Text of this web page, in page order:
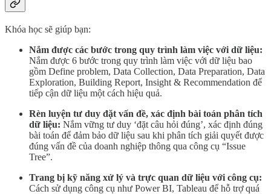
Khóa học sẽ giúp bạn:
Nắm được các bước trong quy trình làm việc với dữ liệu:
Nắm được 6 bước trong quy trình làm việc với dữ liệu bao
gồm Define problem, Data Collection, Data Preparation, Data
Exploration, Building Report, Insight & Recommendation để
tiếp cận dữ liệu một cách hiệu quả.
Rèn luyện tư duy đặt vấn đề, xác định bài toán phân tích
dữ liệu: Nắm vững tư duy ‘đặt câu hỏi đúng’, xác định đúng
bài toán để đảm bảo dữ liệu sau khi phân tích giải quyết được
đúng vấn đề của doanh nghiệp thông qua công cụ “Issue
Tree”.
Trang bị kỹ năng xử lý và trực quan dữ liệu với công cụ:
Cách sử dụng công cụ như Power BI, Tableau để hỗ trợ quá